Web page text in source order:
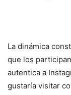
La dinámica
que los
autentica a
gustaría visitar